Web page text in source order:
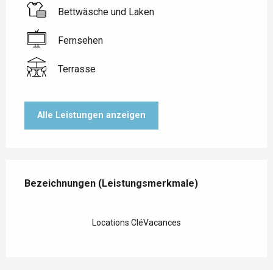
Bettwäsche und Laken
Fernsehen
Terrasse
Alle Leistungen anzeigen
Bezeichnungen (Leistungsmerkmale)
Bezeichnungen (Leistungsmerkmale)
Locations CléVacances